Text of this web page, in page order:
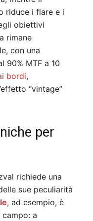
riduce i flare e i
obiettivi
rimane
con una
90% MTF a 10
bordi,
“vintage”
per
richiede una
sue peculiarità
, ad esempio, è
a